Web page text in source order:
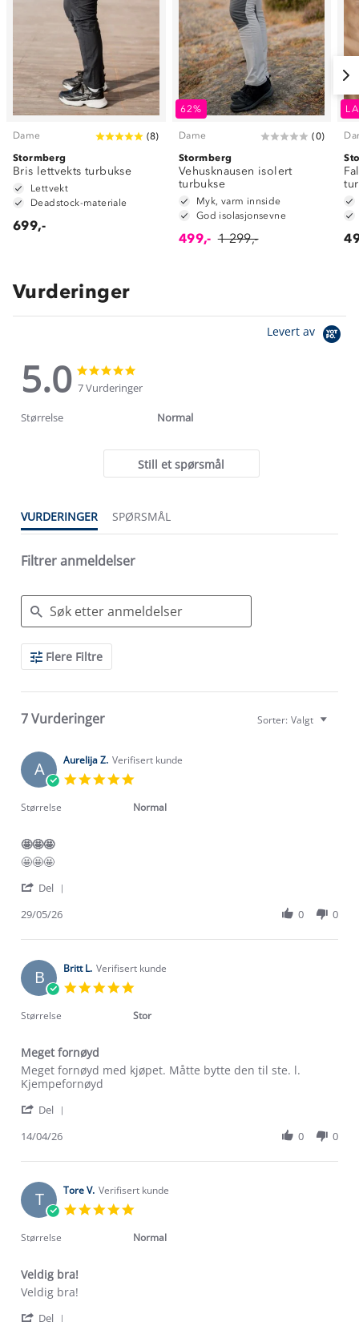
Dame (8)
Stormberg
Bris lettvekts turbukse
Lettvekt
Deadstock-materiale
699,-
62%
Dame (0)
Stormberg
Vehusknausen isolert
turbukse
Myk, varm innside
God isolasjonsevne
499,- 1 299,-
Vurderinger
Levert av
5.0
5.0
star
rating
star
7 Vurderinger
Størrelse Normal
Still et spørsmål
VURDERINGER SPØRSMÅL
Filtrer anmeldelser
Search
ReviewsFlere Filtre
7 Vurderinger Sorter: Valgt
A Aurelija Z. Verifisert kunde
rating
Størrelse Normal
🤩🤩🤩
Review
Aurelija
on
May
review
🤩
🤩
🤩🤩🤩
Del
Aurelija
on
29
May
29/05/26 0 0
B Britt L. Verifisert kunde
rating
Størrelse Stor
Meget fornøyd
Review
by
L.
14
2026
review
stating
fornøyd
Meget fornøyd med kjøpet. Måtte bytte den til ste. l.
Kjempefornøyd
Del
Britt
on
14
Apr
14/04/26 0 0
T Tore V. Verifisert kunde
rating
Størrelse Normal
Veldig bra!
Review
Tore
review
Veldig
Veldig bra!
Del